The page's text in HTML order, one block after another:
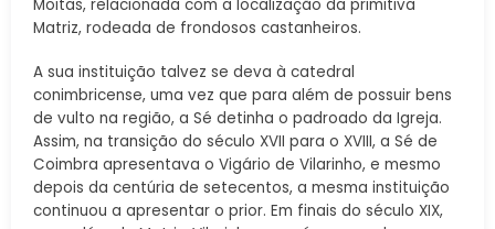
Moitas, relacionada com a localização da primitiva
Matriz, rodeada de frondosos castanheiros.
A sua instituição talvez se deva à catedral
conimbricense, uma vez que para além de possuir bens
de vulto na região, a Sé detinha o padroado da Igreja.
Assim, na transição do século XVII para o XVIII, a Sé de
Coimbra apresentava o Vigário de Vilarinho, e mesmo
depois da centúria de setecentos, a mesma instituição
continuou a apresentar o prior. Em finais do século XIX,